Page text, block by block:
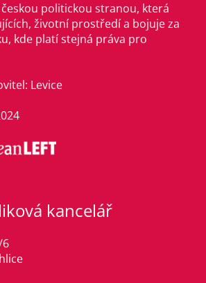
českou politickou stranou, která
životní prostředí a bojuje za
kde platí stejná práva pro
Levice
kancelář
6